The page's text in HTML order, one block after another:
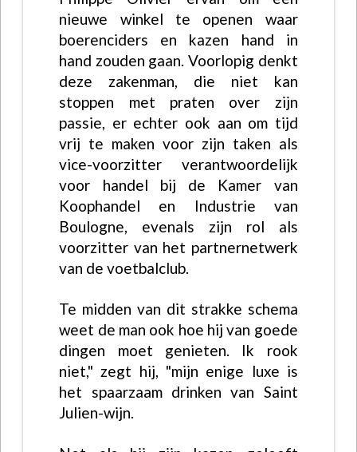
nieuwe winkel te openen waar
boerenciders en kazen hand in
hand zouden gaan. Voorlopig denkt
deze zakenman, die niet kan
stoppen met praten over zijn
passie, er echter ook aan om tijd
vrij te maken voor zijn taken als
vice-voorzitter verantwoordelijk
voor handel bij de Kamer van
Koophandel en Industrie van
Boulogne, evenals zijn rol als
voorzitter van het partnernetwerk
van de voetbalclub.
Te midden van dit strakke schema
weet de man ook hoe hij van goede
dingen moet genieten. Ik rook
niet," zegt hij, "mijn enige luxe is
het spaarzaam drinken van Saint
Julien-wijn.